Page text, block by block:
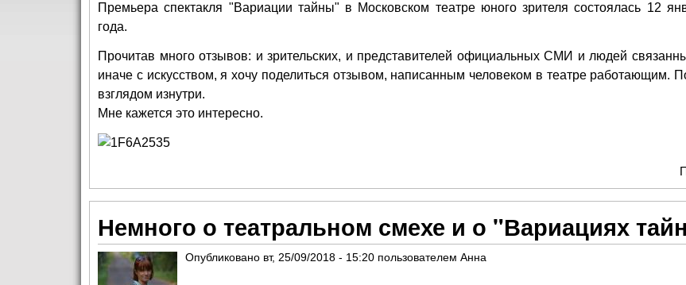
Премьера спектакля "Вариации тайны" в Московском театре юного зрителя состоялась 12
года.
Прочитав много отзывов: и зрительских, и представителей официальных СМИ и людей
иначе с искусством, я хочу поделиться отзывом, написанным человеком в театре работающим.
взглядом изнутри.
Мне кажется это интересно.
Немного о театральном смехе и о "Вариациях
Опубликовано вт, 25/09/2018 - 15:20 пользователем Анна